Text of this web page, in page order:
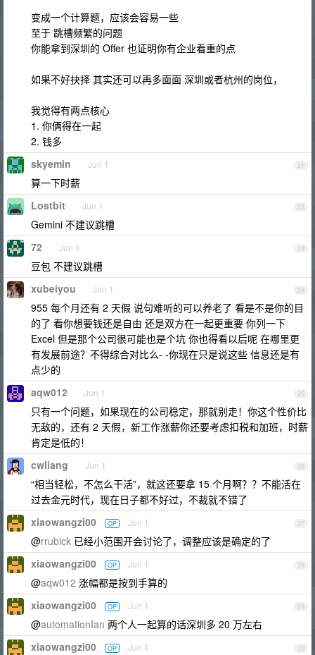
变成一个计算题，应该会容易一些
至于 跳槽频繁的问题
你能拿到深圳的 Offer 也证明你有企业看重的点
如果不好抉择 其实还可以再多面面 深圳或者杭州的岗位，
我觉得有两点核心
1. 你俩得在一起
2. 钱多
21
skyemin Jun 1
算一下时薪
22
Lostbit Jun 1
Gemini 不建议跳槽
23
72 Jun 1
豆包 不建议跳槽
24
xubeiyou Jun 1
955 每个月还有 2 天假 说句难听的可以养老了 看是不是你的目
的了 看你想要钱还是自由 还是双方在一起更重要 你列一下
Excel 但是那个公司很可能也是个坑 你也得看以后呢 在哪里更
有发展前途？不得综合对比么- -你现在只是说这些 信息还是有
点少的
25
aqw012 Jun 1
只有一个问题，如果现在的公司稳定，那就别走！你这个性价比
无敌的，还有 2 天假，新工作涨薪你还要考虑扣税和加班，时薪
肯定是低的！
26
cwliang Jun 1
“相当轻松，不怎么干活”，就这还要拿 15 个月啊？？不能活在
过去金元时代，现在日子都不好过，不裁就不错了
27
xiaowangzi00 OP Jun 1
@rrubick 已经小范围开会讨论了，调整应该是确定的了
28
xiaowangzi00 OP Jun 1
@aqw012 涨幅都是按到手算的
29
xiaowangzi00 OP Jun 1
@automationIan 两个人一起算的话深圳多 20 万左右
30
xiaowangzi00 OP Jun 1